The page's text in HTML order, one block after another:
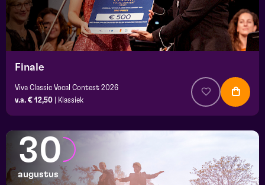
Finale
Viva Classic Vocal Contest 2026
v.a. € 12,50
Klassiek
30
augustus